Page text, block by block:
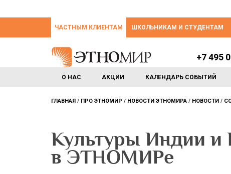
ЧАСТНЫМ КЛИЕНТАМ ШКОЛЬНИКАМ И СТУДЕНТАМ
О НАС АКЦИИ КАЛЕНДАРЬ СОБЫТИЙ
+7 495
ГЛАВНАЯ ПРО ЭТНОМИР НОВОСТИ ЭТНОМИРА НОВОСТИ
Культуры Индии и
в ЭТНОМИРе